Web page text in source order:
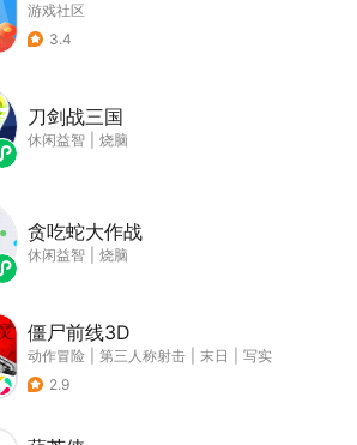
游戏社区
3.4
刀剑战三国
休闲益智 烧脑
贪吃蛇大作战
休闲益智 烧脑
僵尸前线3D
动作冒险 第三人称射击 末日
写实
2.9